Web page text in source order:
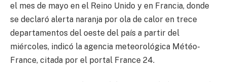
el mes de mayo en el Reino Unido y en Francia, donde
se declaró alerta naranja por ola de calor en trece
departamentos del oeste del país a partir del
miércoles, indicó la agencia meteorológica Météo-
France, citada por el portal France 24.